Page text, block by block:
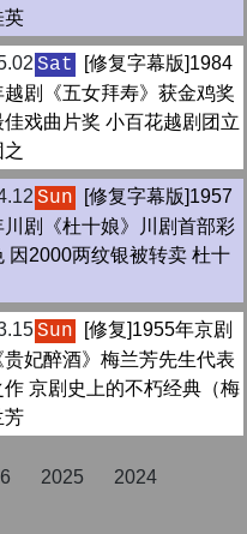
英
Sat
[修复字幕版]1984
越剧《五女拜寿》获金鸡奖
佳戏曲片奖 小百花越剧团立
之
Sun
[修复字幕版]1957
川剧《杜十娘》川剧首部彩
因2000两纹银被转卖 杜十
Sun
[修复]1955年京剧
贵妃醉酒》梅兰芳先生代表
作 京剧史上的不朽经典（梅
芳
2025 2024